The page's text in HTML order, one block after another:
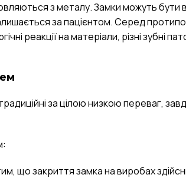
з металу. Замки можуть бути
за пацієнтом. Серед
реакції на матеріали, різні зубні
за цілою низкою переваг,
тим, що закриття замка на виробах